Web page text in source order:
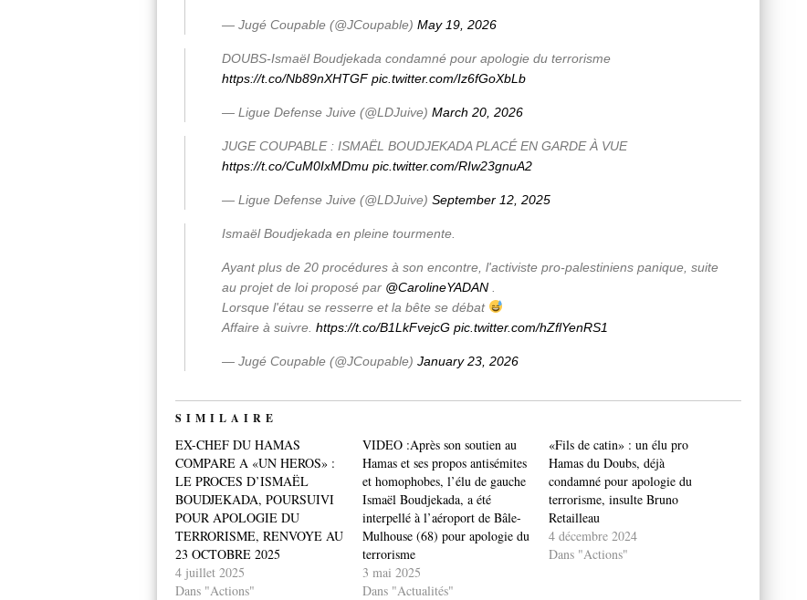
— Jugé Coupable (@JCoupable) May 19, 2026
DOUBS-Ismaël Boudjekada condamné pour apologie du terrorisme
https://t.co/Nb89nXHTGF pic.twitter.com/Iz6fGoXbLb
— Ligue Defense Juive (@LDJuive) March 20, 2026
JUGE COUPABLE : ISMAËL BOUDJEKADA PLACÉ EN GARDE À VUE
https://t.co/CuM0IxMDmu pic.twitter.com/RIw23gnuA2
— Ligue Defense Juive (@LDJuive) September 12, 2025
Ismaël Boudjekada en pleine tourmente.
Ayant plus de 20 procédures à son encontre, l'activiste pro-palestiniens panique, suite
au projet de loi proposé par @CarolineYADAN
Lorsque l'étau se resserre et la bête se débat
Affaire à suivre. https://t.co/B1LkFvejcG pic.twitter.com/hZflYenRS1
— Jugé Coupable (@JCoupable) January 23, 2026
SIMILAIRE
EX-CHEF DU HAMAS
COMPARE A «UN HEROS» :
LE PROCES D’ISMAËL
BOUDJEKADA, POURSUIVI
POUR APOLOGIE DU
TERRORISME, RENVOYE AU
23 OCTOBRE 2025
4 juillet 2025
Dans "Actions"
VIDEO :Après son soutien au
Hamas et ses propos antisémites
et homophobes, l’élu de gauche
Ismaël Boudjekada, a été
interpellé à l’aéroport de Bâle-
Mulhouse (68) pour apologie du
terrorisme
3 mai 2025
Dans "Actualités"
«Fils de catin» : un élu pro
Hamas du Doubs, déjà
condamné pour apologie du
terrorisme, insulte Bruno
Retailleau
4 décembre 2024
Dans "Actions"